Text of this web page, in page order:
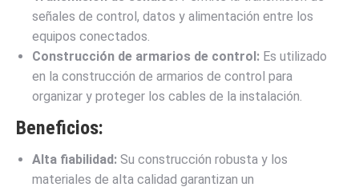
señales de control, datos y alimentación entre los
equipos conectados.
Construcción de armarios de control: Es utilizado
en la construcción de armarios de control para
organizar y proteger los cables de la instalación.
Beneficios:
Alta fiabilidad: Su construcción robusta y los
materiales de alta calidad garantizan un